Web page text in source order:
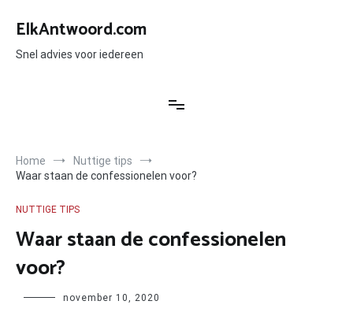
naar
inhoud
ElkAntwoord.com
Snel advies voor iedereen
Home
Nuttige tips
Waar staan de confessionelen voor?
NUTTIGE TIPS
Waar staan de confessionelen
voor?
Author november 10, 2020